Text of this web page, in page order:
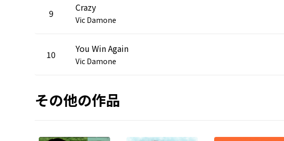
9 Crazy
Vic Damone
10 You Win Again
Vic Damone
その他の作品